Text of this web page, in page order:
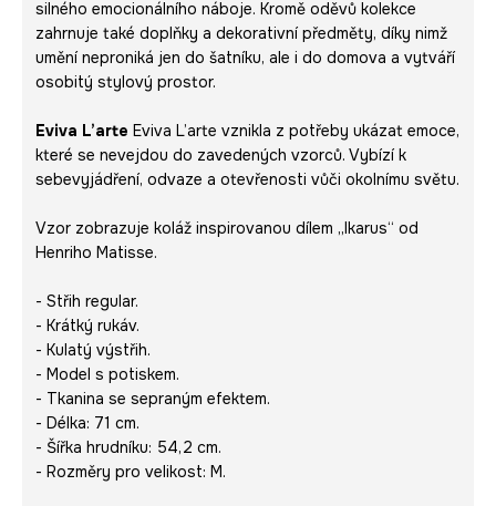
silného emocionálního náboje. Kromě oděvů kolekce
zahrnuje také doplňky a dekorativní předměty, díky nimž
umění neproniká jen do šatníku, ale i do domova a vytváří
osobitý stylový prostor.
Eviva L’arte Eviva L’arte vznikla z potřeby ukázat emoce,
které se nevejdou do zavedených vzorců. Vybízí k
sebevyjádření, odvaze a otevřenosti vůči okolnímu světu.
Vzor zobrazuje koláž inspirovanou dílem „Ikarus“ od
Henriho Matisse.
- Střih regular.
- Krátký rukáv.
- Kulatý výstřih.
- Model s potiskem.
- Tkanina se sepraným efektem.
- Délka: 71 cm.
- Šířka hrudníku: 54,2 cm.
- Rozměry pro velikost: M.